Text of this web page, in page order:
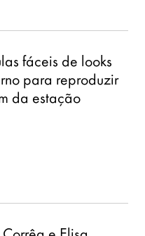
fáceis de looks
para reproduzir
da estação